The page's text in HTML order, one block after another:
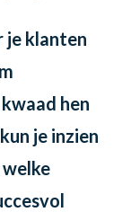
je klanten
hen
je inzien